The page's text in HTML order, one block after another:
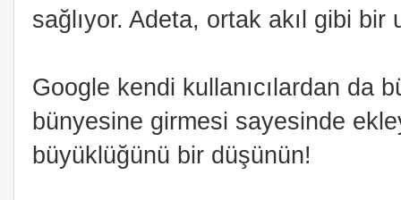
sağlıyor. Adeta, ortak akıl gibi bir
Google kendi kullanıcılardan da
bünyesine girmesi sayesinde
büyüklüğünü bir düşünün!